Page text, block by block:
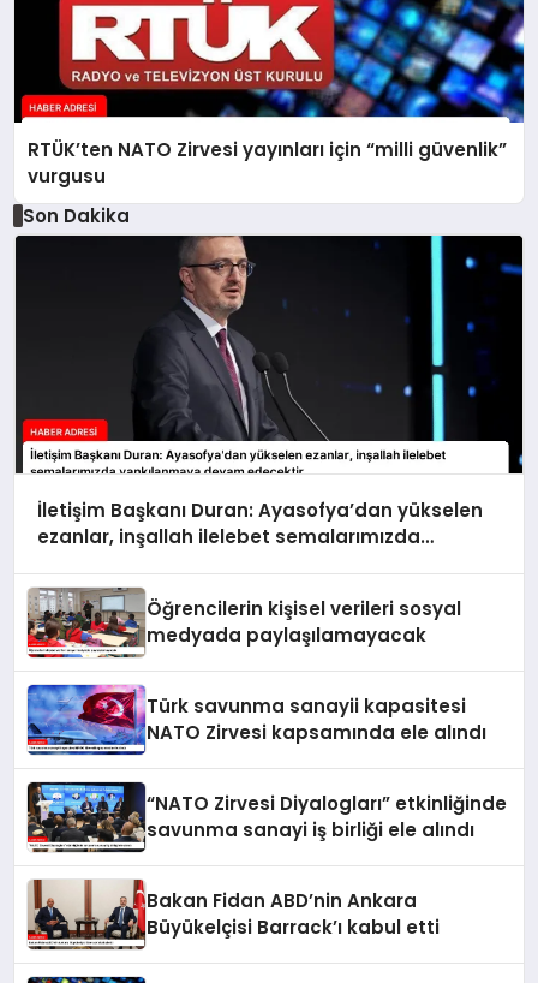
RTÜK’ten NATO Zirvesi yayınları için “milli güvenlik”
vurgusu
Son Dakika
İletişim Başkanı Duran: Ayasofya’dan yükselen
ezanlar, inşallah ilelebet semalarımızda
Öğrencilerin kişisel verileri sosyal
medyada paylaşılamayacak
Türk savunma sanayii kapasitesi
NATO Zirvesi kapsamında ele alındı
“NATO Zirvesi Diyalogları” etkinliğinde
savunma sanayi iş birliği ele alındı
Bakan Fidan ABD’nin Ankara
Büyükelçisi Barrack’ı kabul etti